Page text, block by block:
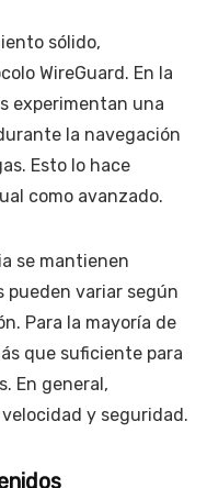
sólido,
WireGuard. En la
experimentan una
la navegación
Esto lo hace
como avanzado.
se mantienen
pueden variar según
Para la mayoría de
que suficiente para
En general,
y seguridad.